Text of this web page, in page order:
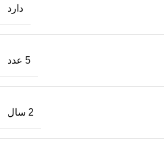
دارد
5 عدد
2 سال